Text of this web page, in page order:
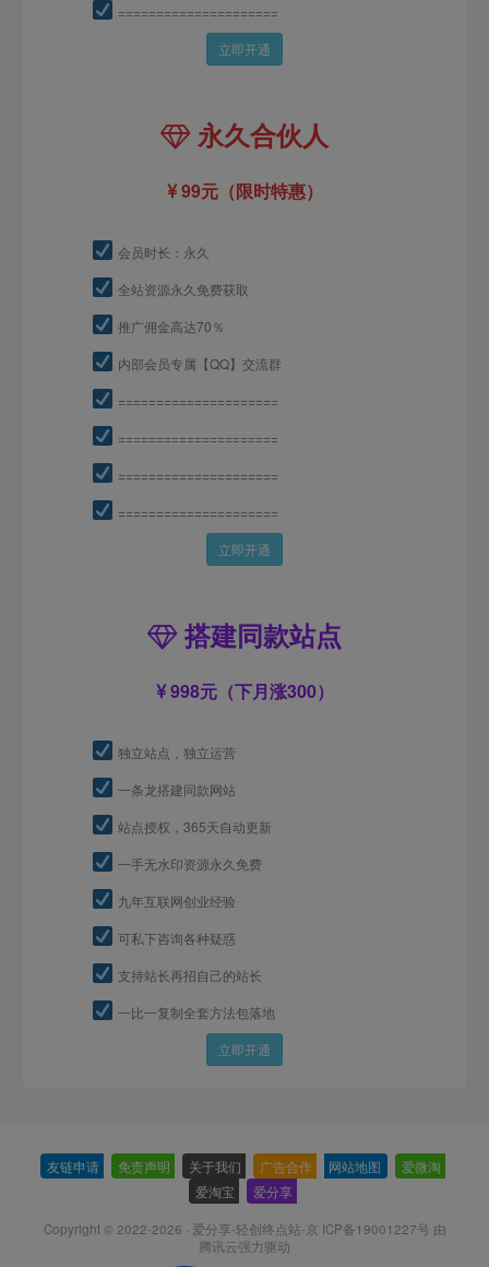
=====================
立即开通
永久合伙人
99元（限时特惠）
会员时长：永久
全站资源永久免费获取
推广佣金高达70％
内部会员专属【QQ】交流群
=====================
=====================
=====================
=====================
立即开通
搭建同款站点
998元（下月涨300）
独立站点，独立运营
一条龙搭建同款网站
站点授权，365天自动更新
一手无水印资源永久免费
九年互联网创业经验
可私下咨询各种疑惑
支持站长再招自己的站长
一比一复制全套方法包落地
立即开通
友链申请 免责声明 关于我们 广告合作 网站地图 爱微淘
爱淘宝
爱分享
Copyright © 2022-2026 · 爱分享-轻创终点站-京 ICP备19001227号 由
腾讯云强力驱动